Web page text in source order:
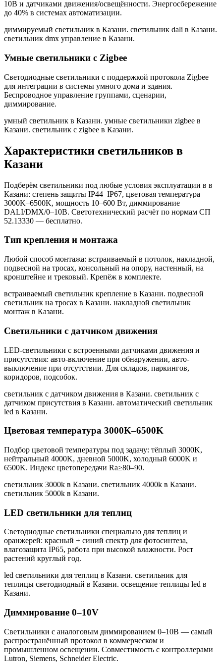
10В и датчиками движения/освещённости. Энергосбережение
до 40% в системах автоматизации.
диммируемый светильник в Казани. светильник dali в Казани.
светильник dmx управление в Казани.
Умные светильники с Zigbee
Светодиодные светильники с поддержкой протокола Zigbee
для интеграции в системы умного дома и здания.
Беспроводное управление группами, сценарии,
диммирование.
умный светильник в Казани. умные светильники zigbee в
Казани. светильник с zigbee в Казани.
Характеристики светильников в
Казани
Подберём светильники под любые условия эксплуатации в в
Казани: степень защиты IP44–IP67, цветовая температура
3000K–6500K, мощность 10–600 Вт, диммирование
DALI/DMX/0–10В. Светотехнический расчёт по нормам СП
52.13330 — бесплатно.
Тип крепления и монтажа
Любой способ монтажа: встраиваемый в потолок, накладной,
подвесной на тросах, консольный на опору, настенный, на
кронштейне и трековый. Крепёж в комплекте.
встраиваемый светильник крепление в Казани. подвесной
светильник на тросах в Казани. накладной светильник
монтаж в Казани.
Светильники с датчиком движения
LED-светильники с встроенными датчиками движения и
присутствия: авто-включение при обнаружении, авто-
выключение при отсутствии. Для складов, паркингов,
коридоров, подсобок.
светильник с датчиком движения в Казани. светильник с
датчиком присутствия в Казани. автоматический светильник
led в Казани.
Цветовая температура 3000K–6500K
Подбор цветовой температуры под задачу: тёплый 3000K,
нейтральный 4000K, дневной 5000K, холодный 6000K и
6500K. Индекс цветопередачи Ra≥80–90.
светильник 3000k в Казани. светильник 4000k в Казани.
светильник 5000k в Казани.
LED светильники для теплиц
Светодиодные светильники специально для теплиц и
оранжерей: красный + синий спектр для фотосинтеза,
влагозащита IP65, работа при высокой влажности. Рост
растений круглый год.
led светильники для теплиц в Казани. светильник для
теплицы светодиодный в Казани. освещение теплицы led в
Казани.
Диммирование 0–10V
Светильники с аналоговым диммированием 0–10В — самый
распространённый протокол в коммерческом и
промышленном освещении. Совместимость с контроллерами
Lutron, Siemens, Schneider Electric.